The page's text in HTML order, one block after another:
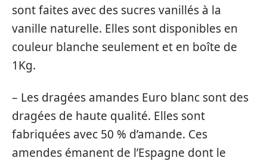
sont faites avec des sucres vanillés à la
vanille naturelle. Elles sont disponibles en
couleur blanche seulement et en boîte de
1Kg.
– Les dragées amandes Euro blanc sont des
dragées de haute qualité. Elles sont
fabriquées avec 50 % d’amande. Ces
amendes émanent de l’Espagne dont le